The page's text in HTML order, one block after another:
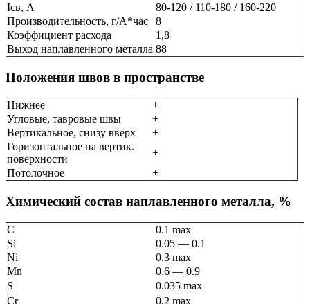
Ісв, А
80-120 / 110-180 / 160-220
Производительность, г/А*час
8
Коэффициент расхода
1,8
Выход наплавленного металла 88
Положения швов в пространстве
Нижнее
+
Угловые, тавровые швы
+
Вертикальное, снизу вверх
+
Горизонтальное на вертик.
поверхности
+
Потолочное
+
Химический состав наплавленного металла, %
C
0.1 max
Si
0.05 — 0.1
Ni
0.3 max
Mn
0.6 — 0.9
S
0.035 max
Cr
0.2 max